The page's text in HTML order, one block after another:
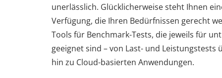
unerlässlich. Glücklicherweise steht Ihnen
Verfügung, die Ihren Bedürfnissen gerecht
Tools für Benchmark-Tests, die jeweils für
geeignet sind – von Last- und Leistungstests
hin zu Cloud-basierten Anwendungen.